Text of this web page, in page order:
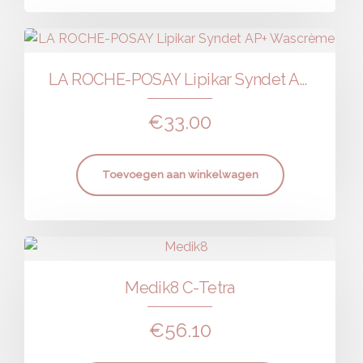
LA ROCHE-POSAY Lipikar Syndet AP+ Wascrème
€33.00
Toevoegen aan winkelwagen
Medik8 C-Tetra
€56.10